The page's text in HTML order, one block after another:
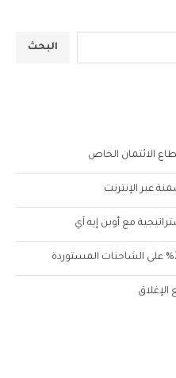
البحث
الائتمان الخاص
عبر الإنترنت